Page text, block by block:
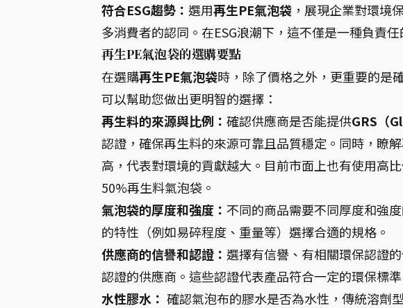
符合ESG趨勢： 選用再生PE氣泡袋 ，展現企業對環境
多消費者的認同。在ESG浪潮下，這不僅是一種負責
再生PE氣泡袋的選購要點
在選購再生PE氣泡袋時，除了價格之外，更重要的是
可以幫助您做出更明智的選擇：
再生料的來源與比例： 確認供應商是否能提供GRS（
認證，確保再生料的來源可靠且品質穩定。同時，瞭
高，代表對環境的貢獻越大。目前市面上也有使用高
50%再生料氣泡袋。
氣泡袋的厚度和強度： 不同的商品需要不同厚度和強
的特性（例如易碎程度、重量等）選擇合適的規格。
供應商的信譽和認證： 選擇有信譽、有相關環保認證
認證的供應商。這些認證代表產品符合一定的環保標
水性膠水： 確認氣泡布的膠水是否為水性，傳統溶劑